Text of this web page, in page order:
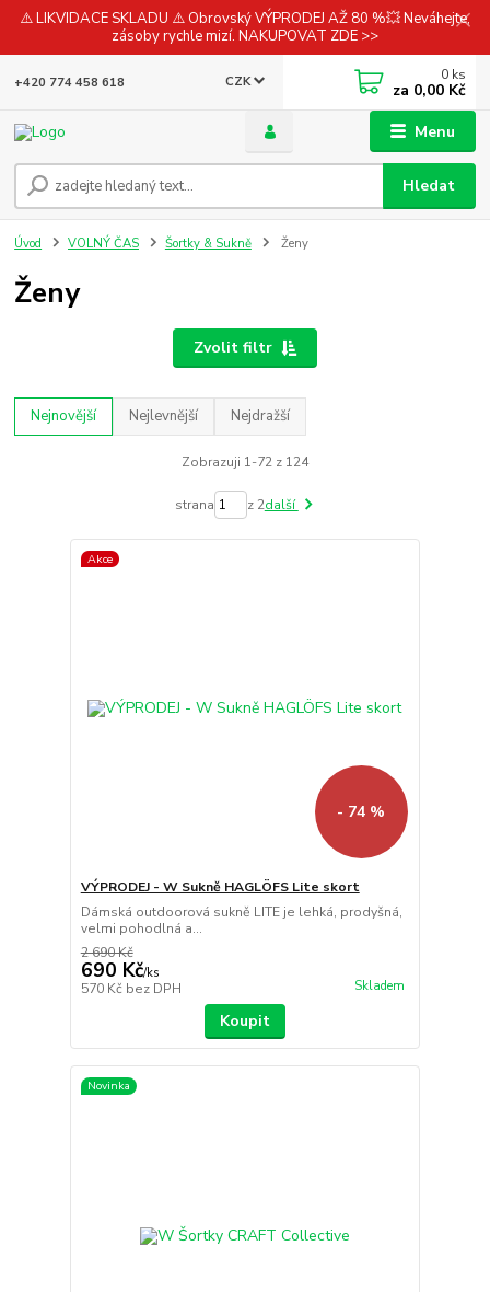
⚠️ LIKVIDACE SKLADU ⚠️ Obrovský VÝPRODEJ AŽ 80 %💥 Neváhejte,
zásoby rychle mizí. NAKUPOVAT ZDE >>
Menu
CZK
Hledat
+420 774 458 618 0 ks
za 0,00 Kč
Úvod VOLNÝ ČAS Šortky & Sukně Ženy
Ženy
Zvolit filtr
Nejnovější Nejlevnější Nejdražší
Zobrazuji 1-72 z 124
strana z 2další
Akce
- 74 %
VÝPRODEJ - W Sukně HAGLÖFS Lite skort
Dámská outdoorová sukně LITE je lehká, prodyšná,
velmi pohodlná a...
2 690 Kč
690 Kč/ks
570 Kč bez DPH Skladem
Koupit
Novinka